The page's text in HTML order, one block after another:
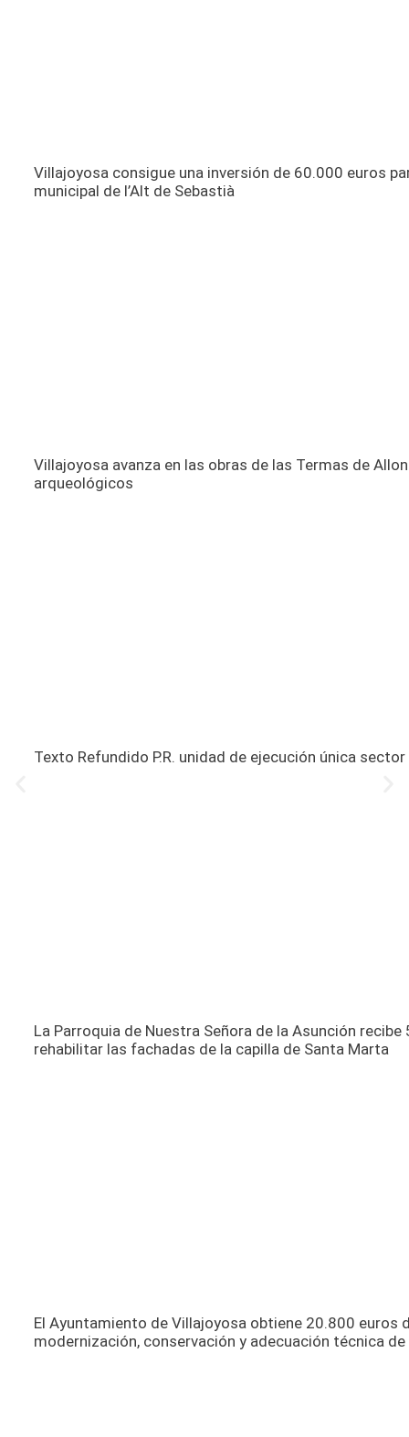
Villajoyosa consigue una inversión de 60.000 euros
municipal de l’Alt de Sebastià
Villajoyosa avanza en las obras de las Termas de
arqueológicos
Texto Refundido P.R. unidad de ejecución única sector
La Parroquia de Nuestra Señora de la Asunción
rehabilitar las fachadas de la capilla de Santa Marta
El Ayuntamiento de Villajoyosa obtiene 20.800 euros
modernización, conservación y adecuación técnica de